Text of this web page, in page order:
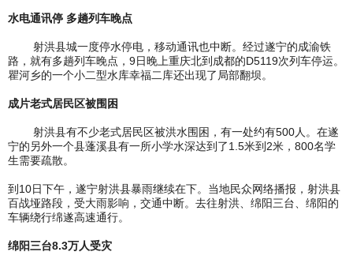
水电通讯停 多趟列车晚点
射洪县城一度停水停电，移动通讯也中断。经过遂宁的成渝铁
路，就有多趟列车晚点，9日晚上重庆北到成都的D5119次列车停运。
瞿河乡的一个小二型水库幸福二库还出现了局部翻坝。
成片老式居民区被围困
射洪县有不少老式居民区被洪水围困，有一处约有500人。在遂
宁的另外一个县蓬溪县有一所小学水深达到了1.5米到2米，800名学
生需要疏散。
到10日下午，遂宁射洪县暴雨继续在下。当地民众网络播报，射洪县
百战垭路段，受大雨影响，交通中断。去往射洪、绵阳三台、绵阳的
车辆绕行绵遂高速通行。
绵阳三台8.3万人受灾